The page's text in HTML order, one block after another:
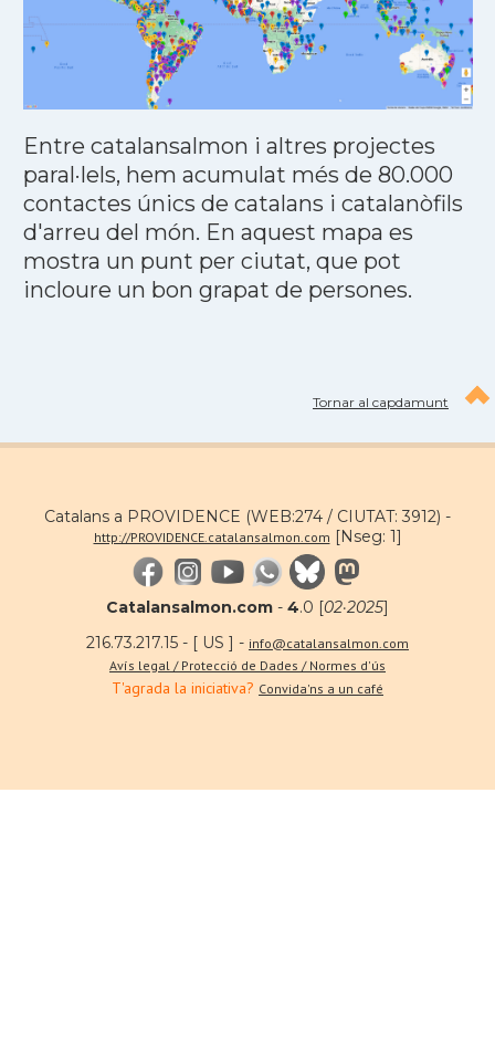
Entre catalansalmon i altres projectes
paral·lels, hem acumulat més de 80.000
contactes únics de catalans i catalanòfils
d'arreu del món. En aquest mapa es
mostra un punt per ciutat, que pot
incloure un bon grapat de persones.
Tornar al capdamunt
Catalans a PROVIDENCE (WEB:274 / CIUTAT: 3912) -
http://PROVIDENCE.catalansalmon.com [Nseg: 1]
Catalansalmon.com - 4.0 [02·2025]
216.73.217.15 - [ US ] - info@catalansalmon.com
Avís legal / Protecció de Dades / Normes d'ús
T'agrada la iniciativa? Convida'ns a un café